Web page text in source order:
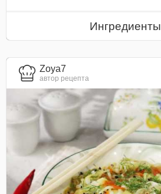
Ингредиенты
Zoya7
автор рецепта